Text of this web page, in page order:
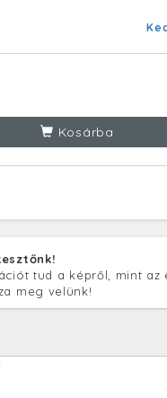
Kosárba
tud a képről, mint az
meg velünk!